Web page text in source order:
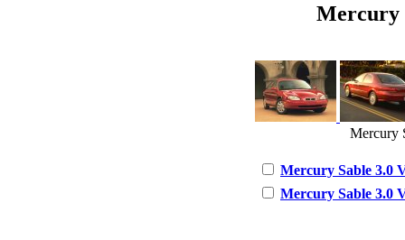
Mercury
Mercury
Mercury Sable 3.0
Mercury Sable 3.0